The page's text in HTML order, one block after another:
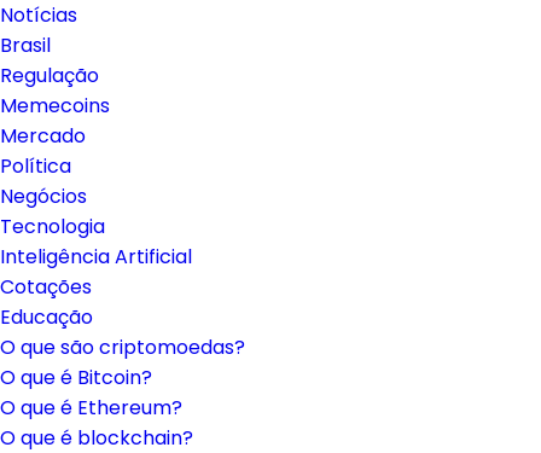
Notícias
Brasil
Regulação
Memecoins
Mercado
Política
Negócios
Tecnologia
Inteligência Artificial
Cotações
Educação
O que são criptomoedas?
O que é Bitcoin?
O que é Ethereum?
O que é blockchain?